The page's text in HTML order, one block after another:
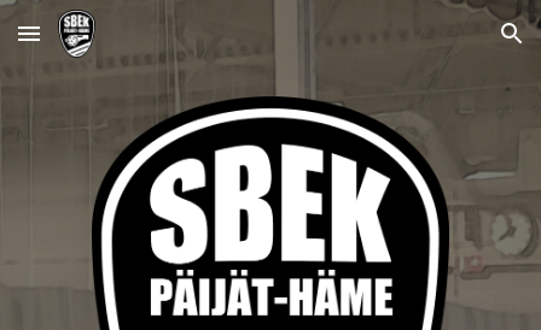
Skip to main content Skip to navigation